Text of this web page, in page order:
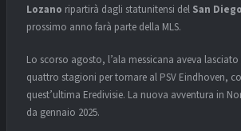
Lozano ripartirà dagli statunitensi del San
prossimo anno farà parte della MLS.
Lo scorso agosto, l’ala messicana aveva
quattro stagioni per tornare al PSV Eindhoven,
quest’ultima Eredivisie. La nuova avventura in
da gennaio 2025.